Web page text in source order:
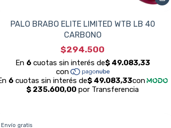
PALO BRABO ELITE LIMITED WTB LB 40
CARBONO
$294.500
Envío gratis